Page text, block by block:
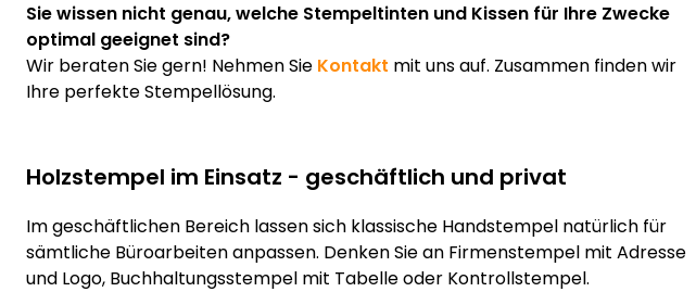
Sie wissen nicht genau, welche Stempeltinten und Kissen für Ihre Zwecke
optimal geeignet sind?
Wir beraten Sie gern! Nehmen Sie Kontakt mit uns auf. Zusammen finden wir
Ihre perfekte Stempellösung.
Holzstempel im Einsatz - geschäftlich und privat
Im geschäftlichen Bereich lassen sich klassische Handstempel natürlich für
sämtliche Büroarbeiten anpassen. Denken Sie an Firmenstempel mit Adresse
und Logo, Buchhaltungsstempel mit Tabelle oder Kontrollstempel.